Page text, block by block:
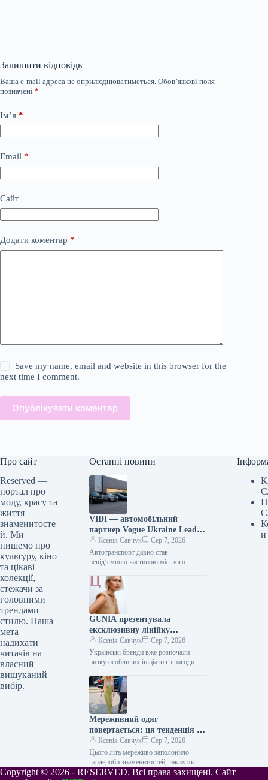
Залишити відповідь
Ваша e-mail адреса не оприлюднюватиметься. Обов’язкові поля
позначені *
Ім’я *
Email *
Сайт
Додати коментар *
Save my name, email and website in this browser for the
next time I comment.
Опублікувати коментар
Про сайт
Reserved —
портал про
моду, красу та
життя
знаменитосте
й. Ми
пишемо про
культуру, кіно
та цікаві
колекції,
стежачи за
головними
трендами
стилю. Наша
мета —
надихати
читачів на
власний
вишуканий
вибір.
Останні новини
VIDI — автомобільний
партнер Vogue Ukraine Leaders
Gala: які автомобілі будуть
представлені на заході
Ксенія Савчук
Сер 7, 2026
Автотранспорт давно став
невід’ємною частиною міського
роботу та дім, подорожі та
повсякденні клопоти. Тому вибір…
GUNIA презентувала
ексклюзивну лінійку
ювелірних виробів на честь
Дня Незалежності
Ксенія Савчук
Сер 7, 2026
Українські бренди вже розпочали
низку особливих ініціатив з нагоди
Project презентували символічну серію
прикрас – позолочені…
Мереживний одяг
повертається: ця тенденція з
70-х років стане ключовою у
серпні 2026 року
Ксенія Савчук
Сер 7, 2026
Цього літа мереживо заполонило
гардероби знаменитостей, таких як
Сієнна Міллер, Алекс Чанг, Гейлі
и
Copyright © 2026 - RESERVED. Всі права захищені. Сайт